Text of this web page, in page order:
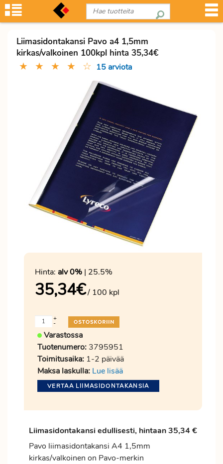
Liimasidontakansi Pavo a4 1,5mm
kirkas/valkoinen 100kpl hinta 35,34€
★ ★ ★ ★ ☆ 15 arviota
Hinta: alv 0% | 25.5%
35,34€/ 100 kpl
-
+
Varastossa
Tuotenumero: 3795951
Toimitusaika: 1-2 päivää
Maksa laskulla: Lue lisää
VERTAA LIIMASIDONTAKANSIA
Liimasidontakansi edullisesti, hintaan 35,34 €
Pavo liimasidontakansi A4 1,5mm
kirkas/valkoinen on Pavo-merkin